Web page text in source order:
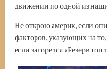
движении по одной из
Не открою америк, если
факторов, указующих на
если загорелся «Резерв